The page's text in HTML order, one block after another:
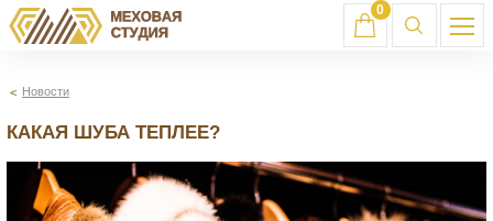
0
Новости
КАКАЯ ШУБА ТЕПЛЕЕ?